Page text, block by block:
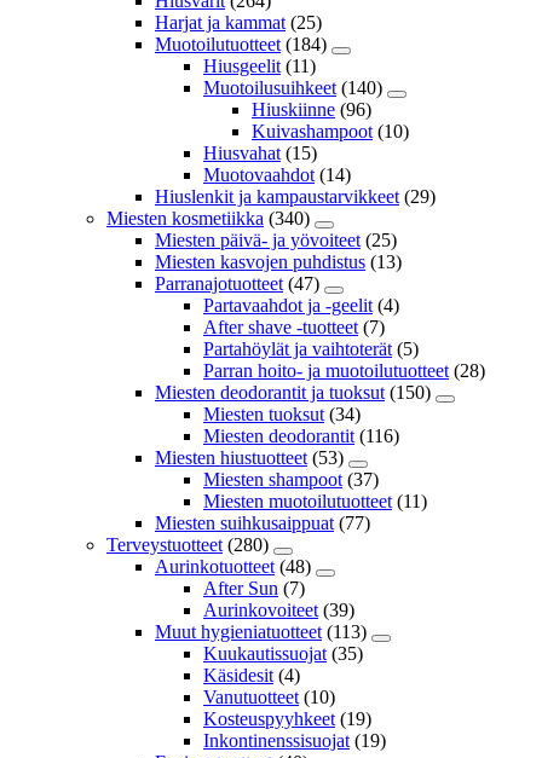
Harjat ja kammat (25)
Muotoilutuotteet (184)
Hiusgeelit (11)
Muotoilusuihkeet (140)
Hiuskiinne (96)
Kuivashampoot (10)
Hiusvahat (15)
Muotovaahdot (14)
Hiuslenkit ja kampaustarvikkeet (29)
Miesten kosmetiikka (340)
Miesten päivä- ja yövoiteet (25)
Miesten kasvojen puhdistus (13)
Parranajotuotteet (47)
Partavaahdot ja -geelit (4)
After shave -tuotteet (7)
Partahöylät ja vaihtoterät (5)
Parran hoito- ja muotoilutuotteet (28)
Miesten deodorantit ja tuoksut (150)
Miesten tuoksut (34)
Miesten deodorantit (116)
Miesten hiustuotteet (53)
Miesten shampoot (37)
Miesten muotoilutuotteet (11)
Miesten suihkusaippuat (77)
Terveystuotteet (280)
Aurinkotuotteet (48)
After Sun (7)
Aurinkovoiteet (39)
Muut hygieniatuotteet (113)
Kuukautissuojat (35)
Käsidesit (4)
Vanutuotteet (10)
Kosteuspyyhkeet (19)
Inkontinenssisuojat (19)